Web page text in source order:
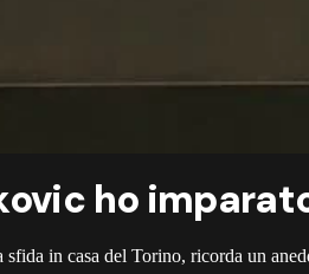
ho
sfida in casa del Torino, ricorda un